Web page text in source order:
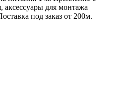
для монтажа
под заказ от 200м.